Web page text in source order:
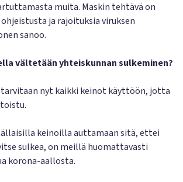
muita. Maskin tehtävä on
ja rajoituksia viruksen
sanoo.
vältetään yhteiskunnan sulkeminen?
tarvitaan nyt kaikki keinot käyttöön, jotta
keinoilla auttamaan sitä, ettei
sulkea, on meillä huomattavasti
korona-aallosta.